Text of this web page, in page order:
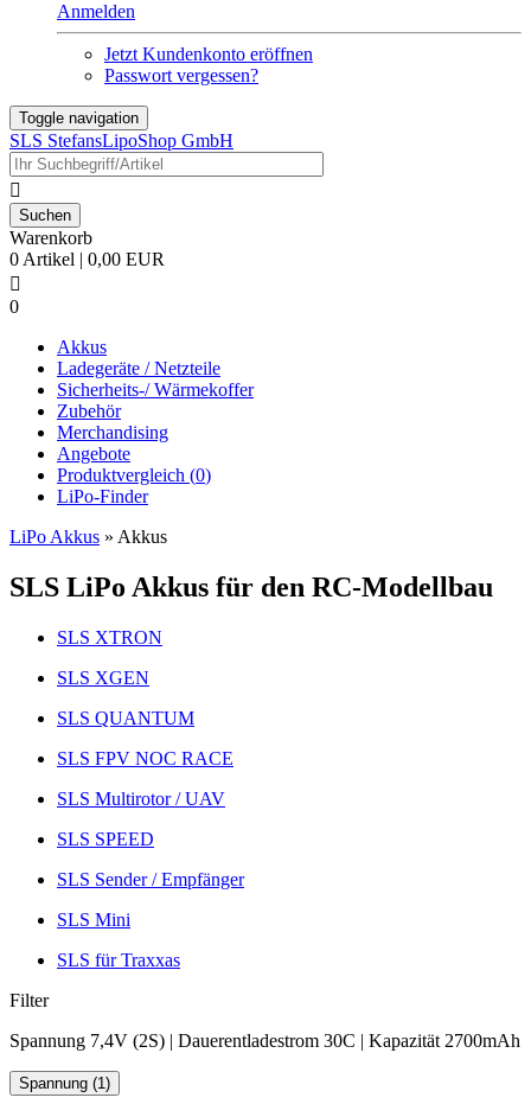
Anmelden
Jetzt Kundenkonto eröffnen
Passwort vergessen?
Toggle navigation
SLS StefansLipoShop GmbH

Warenkorb
0 Artikel | 0,00 EUR

0
Akkus
Ladegeräte / Netzteile
Sicherheits-/ Wärmekoffer
Zubehör
Merchandising
Angebote
Produktvergleich (0)
LiPo-Finder
LiPo Akkus » Akkus
SLS LiPo Akkus für den RC-Modellbau
SLS XTRON
SLS XGEN
SLS QUANTUM
SLS FPV NOC RACE
SLS Multirotor / UAV
SLS SPEED
SLS Sender / Empfänger
SLS Mini
SLS für Traxxas
Filter
Spannung 7,4V (2S) | Dauerentladestrom 30C | Kapazität 2700mAh
Spannung (1)